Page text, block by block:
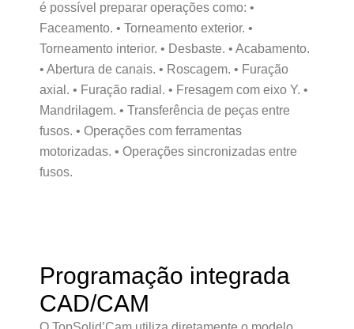
é possível preparar operações como: •
Faceamento. • Torneamento exterior. •
Torneamento interior. • Desbaste. • Acabamento.
• Abertura de canais. • Roscagem. • Furação
axial. • Furação radial. • Fresagem com eixo Y. •
Mandrilagem. • Transferência de peças entre
fusos. • Operações com ferramentas
motorizadas. • Operações sincronizadas entre
fusos.
Programação integrada
CAD/CAM